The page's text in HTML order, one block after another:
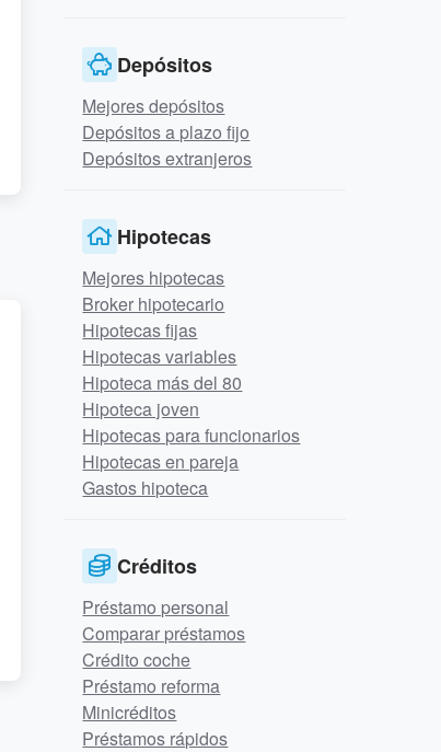
Depósitos
Mejores depósitos
Depósitos a plazo fijo
Depósitos extranjeros
Hipotecas
Mejores hipotecas
Broker hipotecario
Hipotecas fijas
Hipotecas variables
Hipoteca más del 80
Hipoteca joven
Hipotecas para funcionarios
Hipotecas en pareja
Gastos hipoteca
Créditos
Préstamo personal
Comparar préstamos
Crédito coche
Préstamo reforma
Minicréditos
Préstamos rápidos